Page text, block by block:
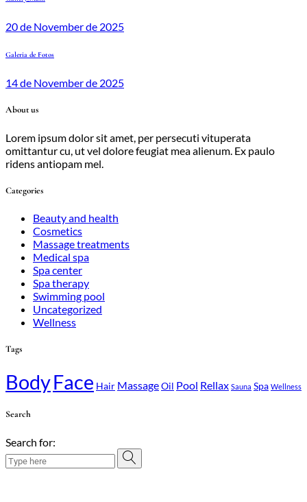
20 de November de 2025
Galeria de Fotos
14 de November de 2025
About us
Lorem ipsum dolor sit amet, per persecuti vituperata
omittantur cu, ut vel dolore feugiat mea alienum. Ex paulo
ridens antiopam mel.
Categories
Beauty and health
Cosmetics
Massage treatments
Medical spa
Spa center
Spa therapy
Swimming pool
Uncategorized
Wellness
Tags
BodyFace Hair MassageOil Pool Rellax Sauna Spa Wellness
Search
Search for: